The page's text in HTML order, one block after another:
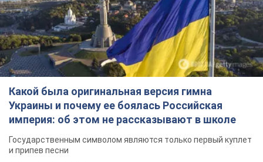
Какой была оригинальная версия гимна
Украины и почему ее боялась Российская
империя: об этом не рассказывают в школе
Государственным символом являются только первый куплет
и припев песни